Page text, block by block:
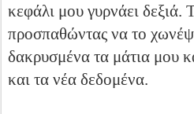
κεφάλι μου γυρνάει
προσπαθώντας να το
δακρυσμένα τα μάτια μου
και τα νέα δεδομένα.